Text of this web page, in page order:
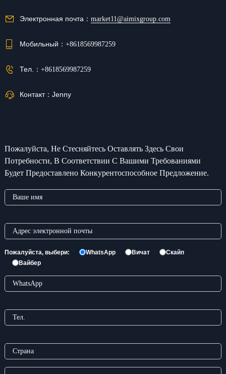
Электронная почта： market11@aimixgroup.com
Мобильный： +8618569987259
Тел.： +8618569987259
Контакт： Jenny
Пожалуйста, Не Стесняйтесь Оставлять Здесь Свои
Потребности, В Соответствии С Вашими Требованиями
Будет Предоставлено Конкурентоспособное Предложение.
Пожалуйста, выбери: WhatsApp Вичат
Скайп
Вайбер